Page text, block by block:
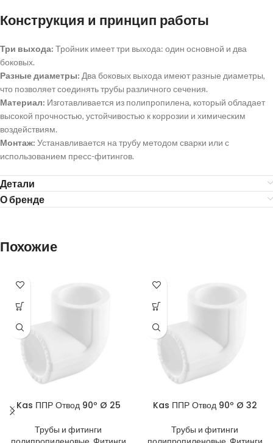
Конструкция и принцип работы
Три выхода: Тройник имеет три выхода: один основной и два
боковых.
Разные диаметры: Два боковых выхода имеют разные диаметры,
что позволяет соединять трубы различного сечения.
Материал: Изготавливается из полипропилена, который обладает
высокой прочностью, устойчивостью к коррозии и химическим
воздействиям.
Монтаж: Устанавливается на трубу методом сварки или с
использованием пресс-фитингов.
Детали
О бренде
Похожие
Kas ППР Отвод 90º Ø 25
Трубы и фитинги
полипропиленовые, Фитинги
Kas ППР Отвод 90º Ø 32
Трубы и фитинги
полипропиленовые, Фитинги